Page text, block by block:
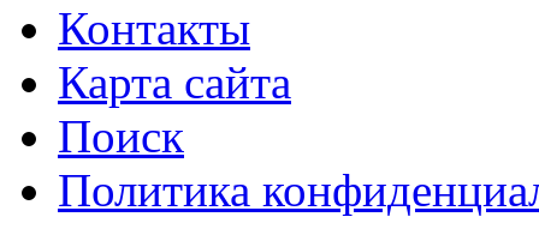
Контакты
Карта сайта
Поиск
Политика